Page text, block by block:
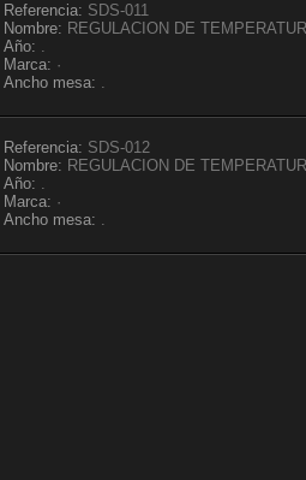
Referencia: SDS-011
Nombre: REGULACION DE
Año: .
Marca: ·
Ancho mesa: .
Referencia: SDS-012
Nombre: REGULACION DE
Año: .
Marca: ·
Ancho mesa: .